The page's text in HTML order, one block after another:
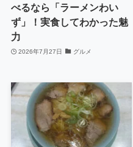
べるなら「ラーメンわい
ず」！実食してわかった魅
力
2026年7月27日 グルメ